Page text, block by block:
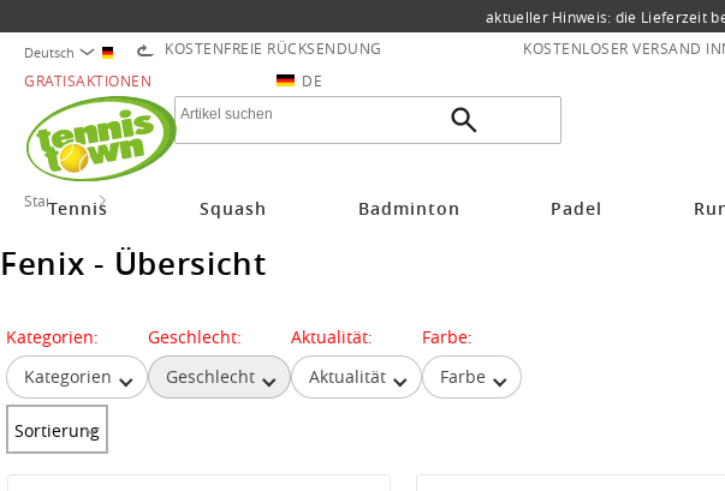
aktueller Hinweis: die Lieferzeit
Deutsch KOSTENFREIE RÜCKSENDUNG KOSTENLOSER VERSAND
GRATISAKTIONEN
DE
Tennis Squash Badminton Padel
Startseite
Fenix - Übersicht
Kategorien:
Kategorien
Geschlecht:
Geschlecht
Aktualität:
Aktualität
Farbe:
Farbe
Sortierung